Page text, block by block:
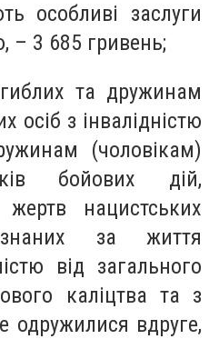
особливі заслуги
– 3 685 гривень;
та дружинам
осіб з інвалідністю
(чоловікам)
бойових дій,
нацистських
за життя
від загального
каліцтва та з
одружилися вдруге,